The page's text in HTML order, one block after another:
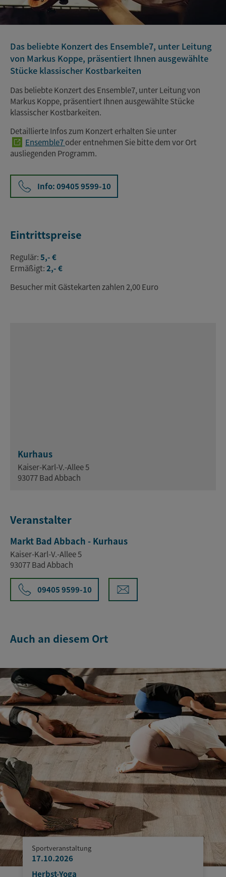
Das beliebte Konzert des Ensemble7, unter Leitung
von Markus Koppe, präsentiert Ihnen ausgewählte
Stücke klassischer Kostbarkeiten
Das beliebte Konzert des Ensemble7, unter Leitung von
Markus Koppe, präsentiert Ihnen ausgewählte Stücke
klassischer Kostbarkeiten.
Detaillierte Infos zum Konzert erhalten Sie unter
Ensemble7oder entnehmen Sie bitte dem vor Ort
ausliegenden Programm.
Info: 09405 9599-10
Eintrittspreise
Regulär:5,- €
Ermäßigt:2,- €
Besucher mit Gästekarten zahlen 2,00 Euro
Kurhaus
Kaiser-Karl-V.-Allee 5
93077 Bad Abbach
Veranstalter
Markt Bad Abbach - Kurhaus
Kaiser-Karl-V.-Allee 5
93077 Bad Abbach
09405 9599-10
Auch an diesem Ort
Sportveranstaltung
17.10.2026
Herbst-Yoga